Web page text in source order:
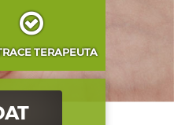
TERAPEUTA